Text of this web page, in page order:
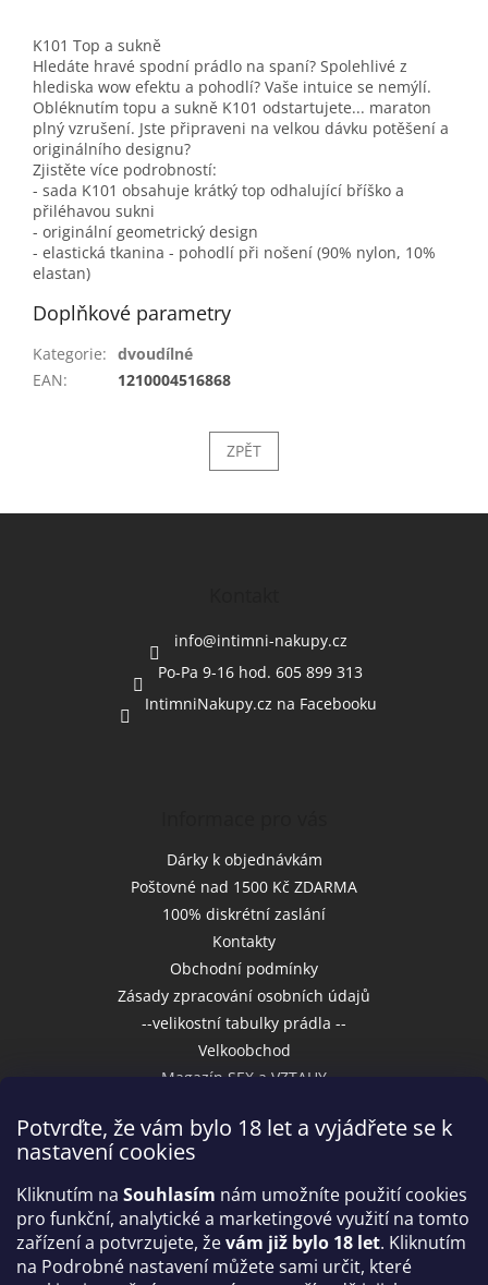
Potvrďte, že vám bylo 18 let a vyjádřete se k
nastavení cookies
Kliknutím na Souhlasím nám umožníte použití cookies
pro funkční, analytické a marketingové využití na tomto
zařízení a potvrzujete, ževám již bylo 18 let. Kliknutím
na Podrobné nastavení můžete sami určit, které
K101 Top a sukně
Hledáte hravé spodní prádlo na spaní? Spolehlivé z
hlediska wow efektu a pohodlí? Vaše intuice se nemýlí.
Obléknutím topu a sukně K101 odstartujete... maraton
plný vzrušení. Jste připraveni na velkou dávku potěšení a
originálního designu?
Zjistěte více podrobností:
- sada K101 obsahuje krátký top odhalující bříško a
přiléhavou sukni
- originální geometrický design
- elastická tkanina - pohodlí při nošení (90% nylon, 10%
elastan)
Doplňkové parametry
Kategorie: dvoudílné
EAN: 1210004516868
ZPĚT
info@intimni-nakupy.cz
Po-Pa 9-16 hod. 605 899 313
IntimniNakupy.cz na Facebooku
Dárky k objednávkám
Poštovné nad 1500 Kč ZDARMA
100% diskrétní zaslání
Kontakty
Obchodní podmínky
Zásady zpracování osobních údajů
--velikostní tabulky prádla --
Velkoobchod
Magazín SEX a VZTAHY
Přijímáme online platby